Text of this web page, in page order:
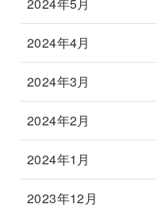
2024年4月
2024年3月
2024年2月
2024年1月
2023年12月